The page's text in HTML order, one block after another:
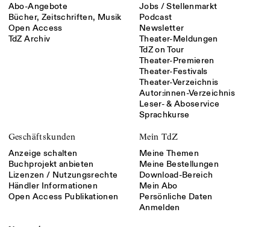
Abo-Angebote
Bücher, Zeitschriften, Musik
Open Access
TdZ Archiv
Jobs / Stellenmarkt
Podcast
Newsletter
Theater-Meldungen
TdZ on Tour
Theater-Premieren
Theater-Festivals
Theater-Verzeichnis
Autor:innen-Verzeichnis
Leser- & Aboservice
Sprachkurse
Geschäftskunden
Anzeige schalten
Buchprojekt anbieten
Lizenzen / Nutzungsrechte
Händler Informationen
Open Access Publikationen
Mein TdZ
Meine Themen
Meine Bestellungen
Download-Bereich
Mein Abo
Persönliche Daten
Anmelden